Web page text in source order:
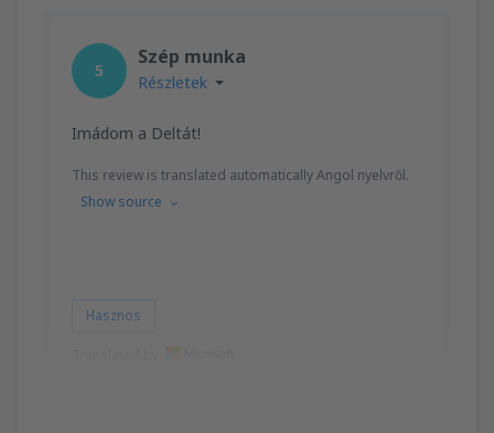
5
Szép munka
Részletek
Imádom a Deltát!
This review is translated automatically Angol nyelvről.
Show source
Hasznos